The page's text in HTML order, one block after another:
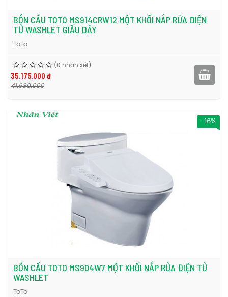
BỒN CẦU TOTO MS914CRW12 MỘT KHỐI NẮP RỬA ĐIỆN
TỬ WASHLET GIẤU DÂY
ToTo
(0 nhận xét)
35.175.000 đ
41.680.000
-16%
BỒN CẦU TOTO MS904W7 MỘT KHỐI NẮP RỬA ĐIỆN TỬ
WASHLET
ToTo